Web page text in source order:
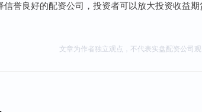
誉良好的配资公司，投资者可以放大投资收益期
文章为作者独立观点，不代表实盘配资公司